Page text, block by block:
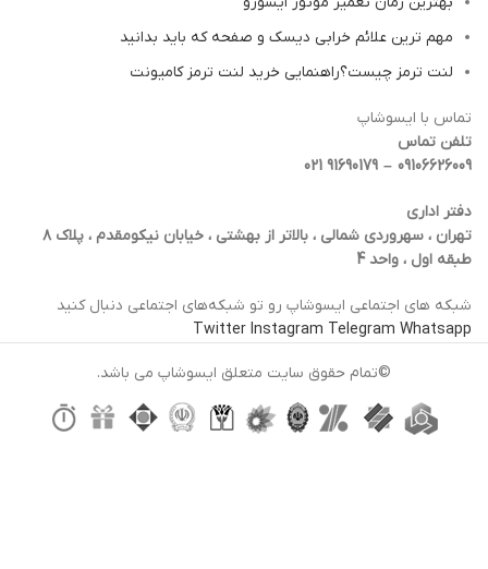
مهم ترین علائم خرابی دیسک و صفحه که باید بدانید
لنت ترمز چیست؟راهنمایی خرید لنت ترمز کامیونت
تماس با ایسوشاپ
تلفن تماس
09106626009 – 91690179 021
دفتر اداری
تهران ، سهروردی شمالی ، بالاتر از بهشتی ، خیابان نیکومقدم ، پلاک ۸
طبقه اول ، واحد 4
شبکه‌ های اجتماعی ایسوشاپ رو تو شبکه‌های اجتماعی دنبال کنید
Twitter Instagram Telegram Whatsapp
©تمام حقوق سایت متعلق ایسوشاپ می باشد.